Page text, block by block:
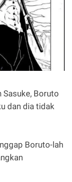
Boruto
dan dia tidak
Boruto-lah